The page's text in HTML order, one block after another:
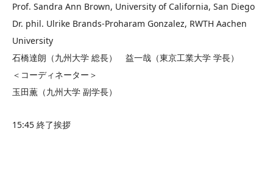
Prof. Sandra Ann Brown, University of California, San Diego
Dr. phil. Ulrike Brands-Proharam Gonzalez, RWTH Aachen
University
石橋達朗（九州大学 総長） 益一哉（東京工業大学 学長）
＜コーディネーター＞
玉田薫（九州大学 副学長）
15:45 終了挨拶